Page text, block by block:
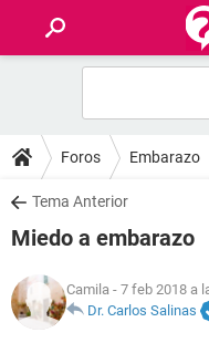
FOROS
SALUD
NUTRICIÓN
Foros Embarazo
Tema Anterior
Miedo a embarazo
Camila - 7 feb 2018 a
Dr. Carlos Salinas